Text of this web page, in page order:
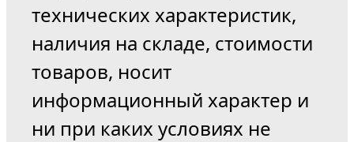
технических характеристик,
наличия на складе, стоимости
товаров, носит
информационный характер и
ни при каких условиях не